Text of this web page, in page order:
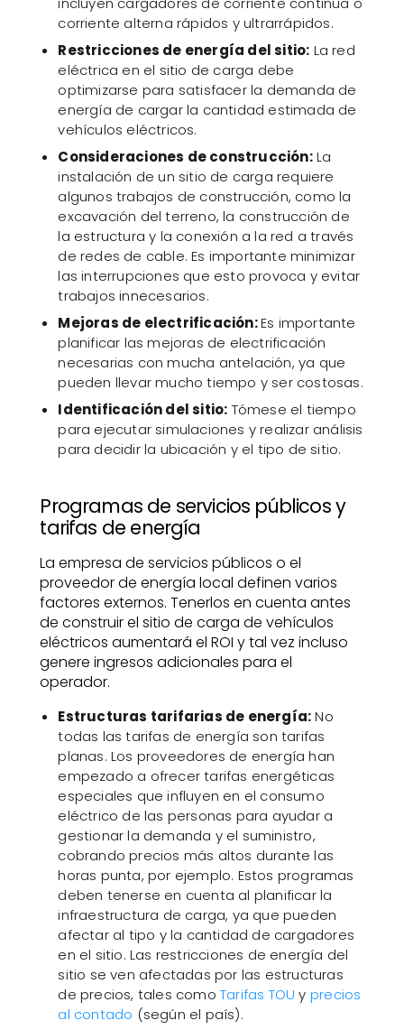
corriente alterna rápidos y ultrarrápidos.
Restricciones de energía del sitio: La red
eléctrica en el sitio de carga debe
optimizarse para satisfacer la demanda de
energía de cargar la cantidad estimada de
vehículos eléctricos.
Consideraciones de construcción:La
instalación de un sitio de carga requiere
algunos trabajos de construcción, como la
excavación del terreno, la construcción de
la estructura y la conexión a la red a través
de redes de cable. Es importante minimizar
las interrupciones que esto provoca y evitar
trabajos innecesarios.
Mejoras de electrificación:Es importante
planificar las mejoras de electrificación
necesarias con mucha antelación, ya que
pueden llevar mucho tiempo y ser costosas.
Identificación del sitio: Tómese el tiempo
para ejecutar simulaciones y realizar análisis
para decidir la ubicación y el tipo de sitio.
Programas de servicios públicos y
tarifas de energía
La empresa de servicios públicos o el
proveedor de energía local definen varios
factores externos. Tenerlos en cuenta antes
de construir el sitio de carga de vehículos
eléctricos aumentará el ROI y tal vez incluso
genere ingresos adicionales para el
operador.
Estructuras tarifarias de energía:No
todas las tarifas de energía son tarifas
planas. Los proveedores de energía han
empezado a ofrecer tarifas energéticas
especiales que influyen en el consumo
eléctrico de las personas para ayudar a
gestionar la demanda y el suministro,
cobrando precios más altos durante las
horas punta, por ejemplo. Estos programas
deben tenerse en cuenta al planificar la
infraestructura de carga, ya que pueden
afectar al tipo y la cantidad de cargadores
en el sitio. Las restricciones de energía del
sitio se ven afectadas por las estructuras
de precios, tales como Tarifas TOU y precios
al contado (según el país).